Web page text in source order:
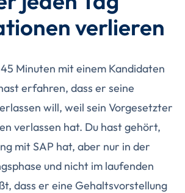
verlieren
Minuten mit einem Kandidaten
erfahren, dass er seine
will, weil sein Vorgesetzter
verlassen hat. Du hast gehört,
mit SAP hat, aber nur in der
und nicht im laufenden
dass er eine Gehaltsvorstellung